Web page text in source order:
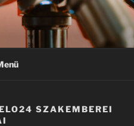
SZAKEMBEREI